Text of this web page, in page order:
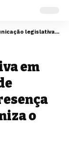
como Feira de Santana amplia sua presença institucional e moderniza o diálogo público
em
o